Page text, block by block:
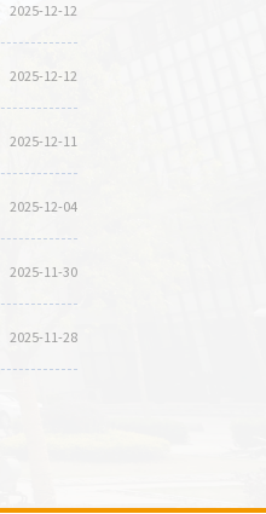
2025-12-12
2025-12-12
2025-12-11
2025-12-04
2025-11-30
2025-11-28